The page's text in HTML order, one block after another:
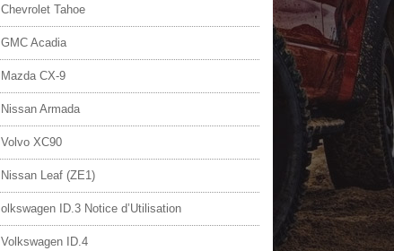
Chevrolet Tahoe
GMC Acadia
Mazda CX-9
Nissan Armada
Volvo XC90
Nissan Leaf (ZE1)
olkswagen ID.3 Notice d’Utilisation
Volkswagen ID.4